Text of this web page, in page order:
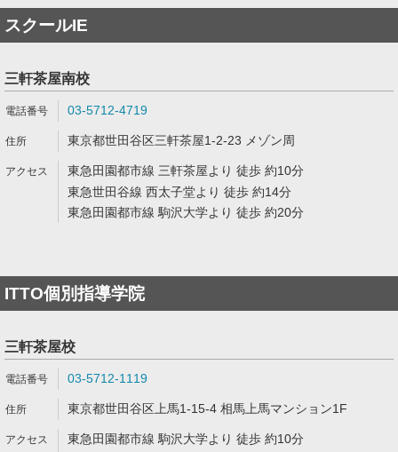
スクールIE
三軒茶屋南校
03-5712-4719
東京都世田谷区三軒茶屋1-2-23 メゾン周
東急田園都市線 三軒茶屋より 徒歩 約10分
東急世田谷線 西太子堂より 徒歩 約14分
東急田園都市線 駒沢大学より 徒歩 約20分
ITTO個別指導学院
三軒茶屋校
03-5712-1119
東京都世田谷区上馬1-15-4 相馬上馬マンション1F
東急田園都市線 駒沢大学より 徒歩 約10分